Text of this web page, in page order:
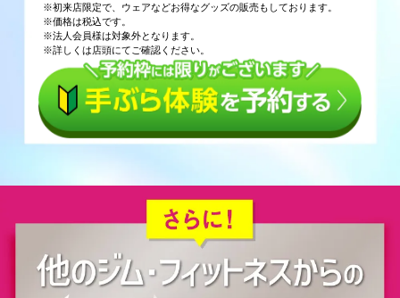
※初来店限定で、ウェアなどお得なグッズの販売もしております。
※価格は税込です。
※法人会員様は対象外となります。
※詳しくは店頭にてご確認ください。